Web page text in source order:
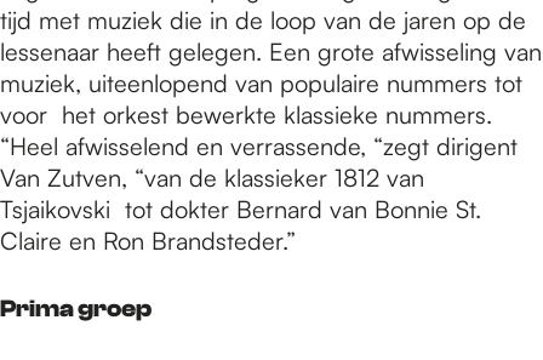
tijd met muziek die in de loop van de jaren op de
lessenaar heeft gelegen. Een grote afwisseling van
muziek, uiteenlopend van populaire nummers tot
voor het orkest bewerkte klassieke nummers.
“Heel afwisselend en verrassende, “zegt dirigent
Van Zutven, “van de klassieker 1812 van
Tsjaikovski tot dokter Bernard van Bonnie St.
Claire en Ron Brandsteder.”
Prima groep